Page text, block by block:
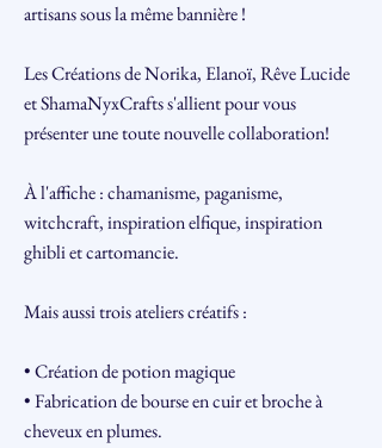
artisans sous la même bannière !
Les Créations de Norika, Elanoï, Rêve Lucide
et ShamaNyxCrafts s'allient pour vous
présenter une toute nouvelle collaboration!
À l'affiche : chamanisme, paganisme,
witchcraft, inspiration elfique, inspiration
ghibli et cartomancie.
Mais aussi trois ateliers créatifs :
• Création de potion magique
• Fabrication de bourse en cuir et broche à
cheveux en plumes.